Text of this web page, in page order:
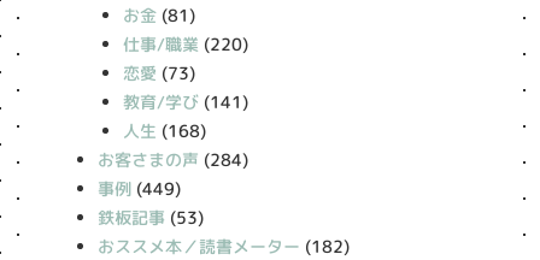
お金(81)
仕事/職業 (220)
恋愛 (73)
教育/学び(141)
人生 (168)
お客さまの声 (284)
事例 (449)
鉄板記事 (53)
おススメ本／読書メーター (182)